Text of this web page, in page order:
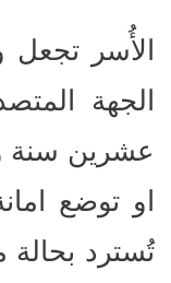
الأُسر تجعل
الجهة
عشرين سنة
او توضع
تُسترد بحالة